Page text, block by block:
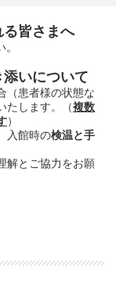
る皆さまへ
添いについて
（患者様の状態な
たします。（複数
）
入館時の検温と手
解とご協力をお願